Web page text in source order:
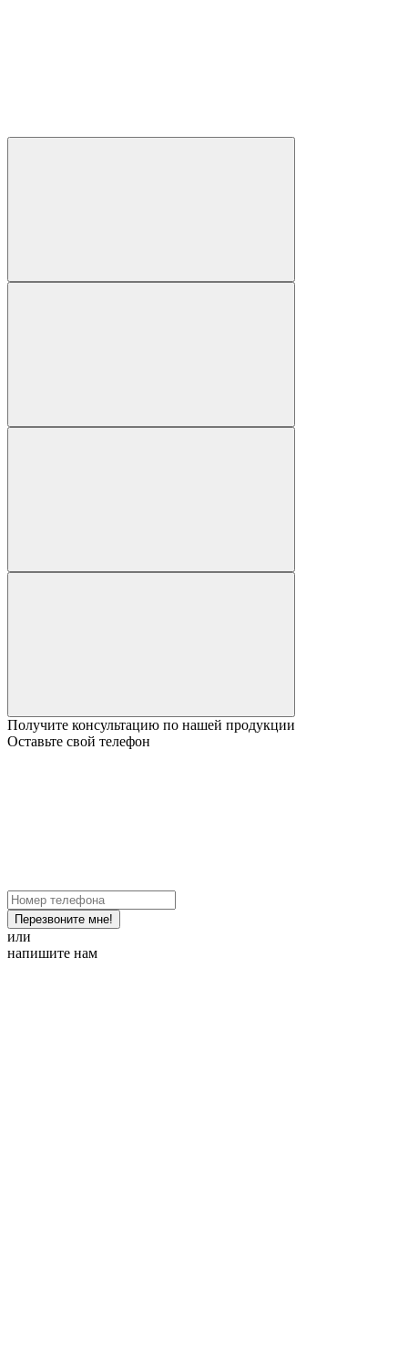
Получите консультацию по нашей продукции
Оставьте свой телефон
Перезвоните мне!
или
напишите нам